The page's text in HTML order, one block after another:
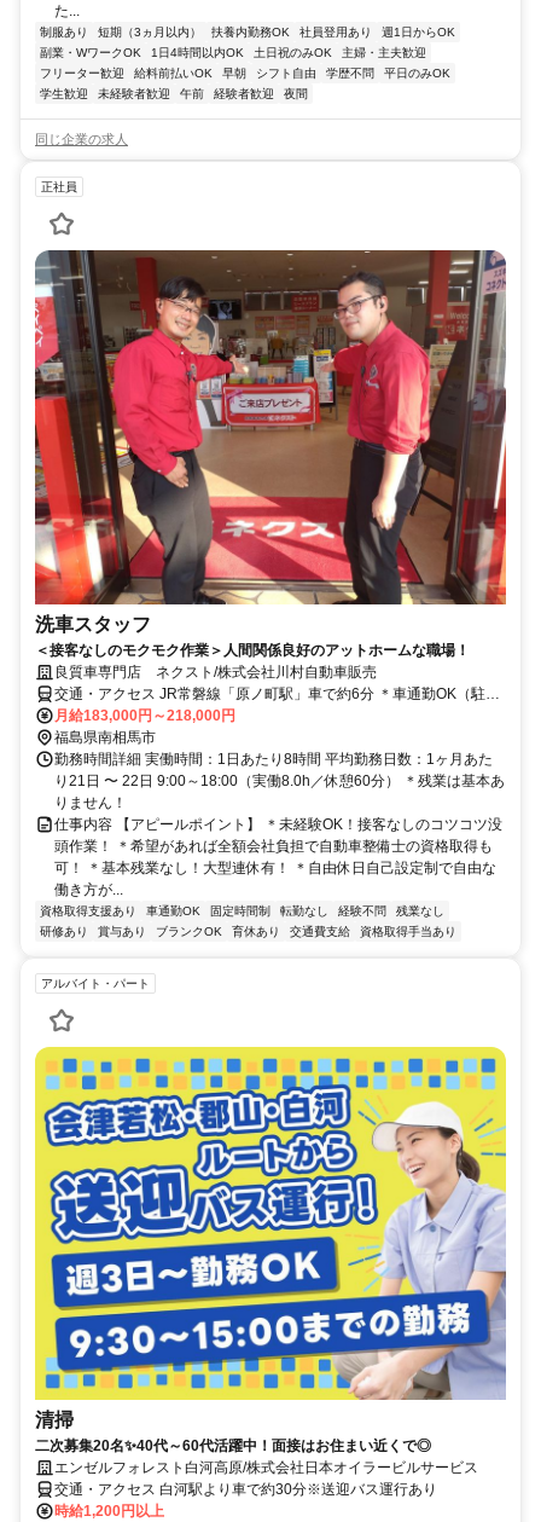
た...
制服あり 短期（3ヵ月以内） 扶養内勤務OK 社員登用あり
週1日からOK
副業・WワークOK
1日4時間以内OK 土日祝のみOK
主婦・主夫歓迎
フリーター歓迎
給料前払いOK 早朝 シフト自由 学歴不問
平日のみOK
学生歓迎
未経験者歓迎 午前 経験者歓迎 夜間
同じ企業の求人
正社員
洗車スタッフ
＜接客なしのモクモク作業＞人間関係良好のアットホームな職場！
良質車専門店 ネクスト/株式会社川村自動車販売
交通・アクセス JR常磐線「原ノ町駅」車で約6分 ＊車通勤OK（駐車
場完備）
月給183,000円～218,000円
福島県南相馬市
勤務時間詳細 実働時間：1日あたり8時間 平均勤務日数：1ヶ月あた
り21日 〜 22日 9:00～18:00（実働8.0h／休憩60分） ＊残業は基本あ
りません！
仕事内容 【アピールポイント】 ＊未経験OK！接客なしのコツコツ没
頭作業！ ＊希望があれば全額会社負担で自動車整備士の資格取得も
可！ ＊基本残業なし！大型連休有！ ＊自由休日自己設定制で自由な
働き方が...
資格取得支援あり 車通勤OK 固定時間制 転勤なし 経験不問
残業なし
研修あり
賞与あり ブランクOK 育休あり 交通費支給 資格取得手当あり
アルバイト・パート
清掃
二次募集20名✨40代～60代活躍中！面接はお住まい近くで◎
エンゼルフォレスト白河高原/株式会社日本オイラービルサービス
交通・アクセス 白河駅より車で約30分※送迎バス運行あり
時給1,200円以上